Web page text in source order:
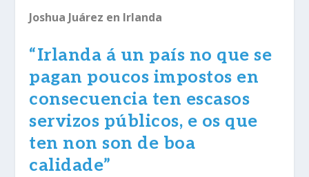
Joshua Juárez en Irlanda
“Irlanda á un país no que se
pagan poucos impostos en
consecuencia ten escasos
servizos públicos, e os que
ten non son de boa
calidade”